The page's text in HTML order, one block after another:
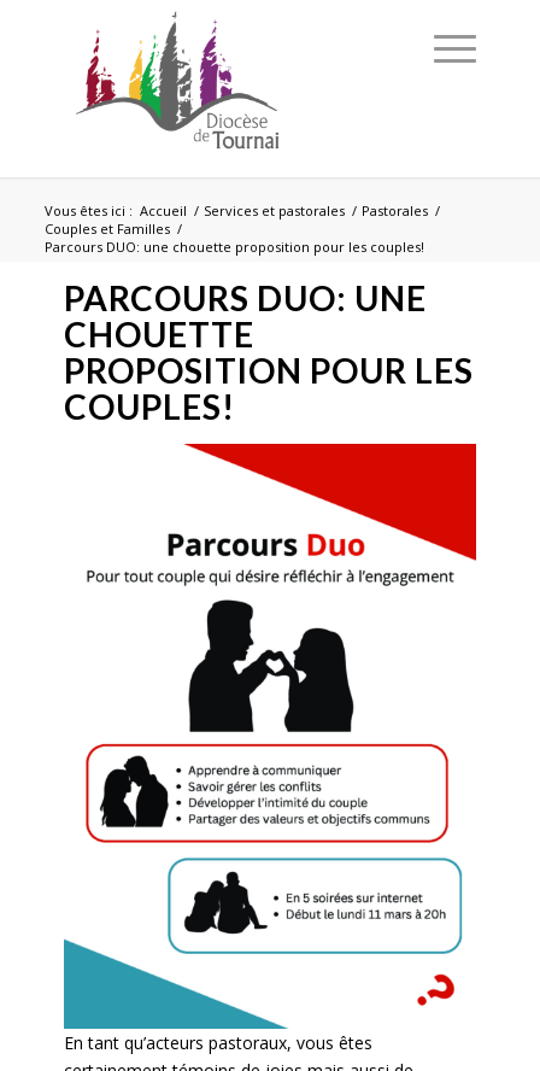
Vous êtes ici : Accueil / Services et pastorales / Pastorales /
Couples et Familles /
Parcours DUO: une chouette proposition pour les couples!
PARCOURS DUO: UNE
CHOUETTE
PROPOSITION POUR LES
COUPLES!
En tant qu’acteurs pastoraux, vous êtes